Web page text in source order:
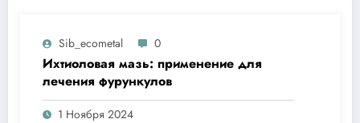
Sib_ecometal 0
Ихтиоловая мазь: применение для
лечения фурункулов
1 Ноября 2024